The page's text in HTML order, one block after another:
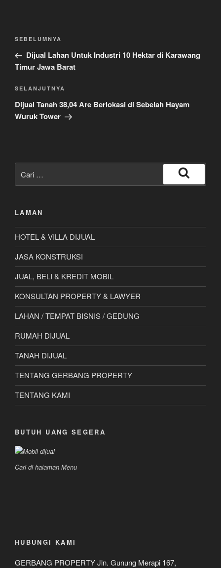
Navigasi
Pos
Sebelumnya
SEBELUMNYA
Dijual Lahan Untuk Industri 10 Hektar di Karawang
Timur Jawa Barat
Pos
Selanjutnya
SELANJUTNYA
Dijual Tanah 38,04 Are Berlokasi di Sebelah Hayam
Wuruk Tower
untuk:
Cari
LAMAN
HOTEL & VILLA DIJUAL
JASA KONSTRUKSI
JUAL, BELI & KREDIT MOBIL
KONSULTAN PROPERTY & LAWYER
LAHAN / TEMPAT BISNIS / GEDUNG
RUMAH DIJUAL
TANAH DIJUAL
TENTANG GERBANG PROPERTY
TENTANG KAMI
BUTUH UANG SEGERA
Cari di halaman Menu
HUBUNGI KAMI
GERBANG PROPERTY Jln. Gunung Merapi 167,